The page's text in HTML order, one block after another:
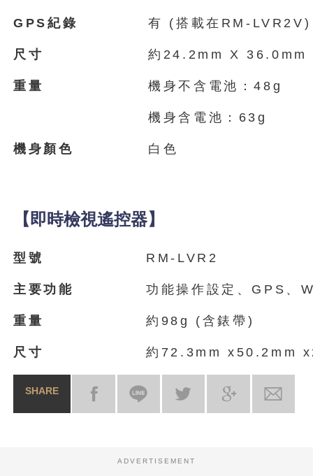
GPS 紀錄 有 (搭載在RM-LVR2V)
尺寸 約24.2mm X 36.0mm
重量 機身不含電池：48g
機身含電池：63g
機身顏色 白色
【即時檢視遙控器】
型號 RM-LVR2
主要功能 功能操作設定、GPS、
重量 約98g (含錶帶)
尺寸 約72.3mm x50.2mm
SHARE
ADVERTISEMENT